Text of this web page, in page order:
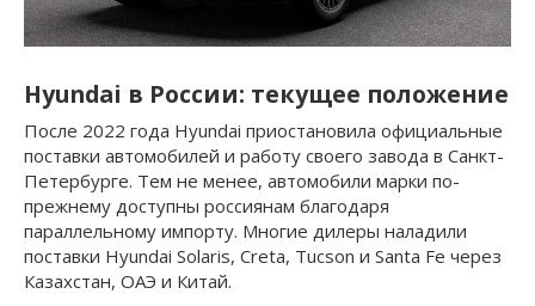
Hyundai в России: текущее положение
После 2022 года Hyundai приостановила официальные
поставки автомобилей и работу своего завода в Санкт-
Петербурге. Тем не менее, автомобили марки по-
прежнему доступны россиянам благодаря
параллельному импорту. Многие дилеры наладили
поставки Hyundai Solaris, Creta, Tucson и Santa Fe через
Казахстан, ОАЭ и Китай.